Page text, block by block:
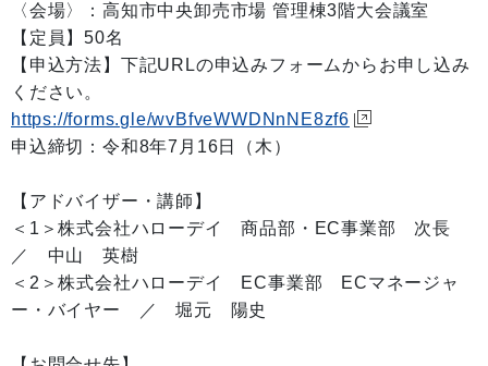
〈会場〉：高知市中央卸売市場 管理棟3階大会議室
【定員】50名
【申込方法】下記URLの申込みフォームからお申し込み
ください。
https://forms.gle/wvBfveWWDNnNE8zf6
申込締切：令和8年7月16日（木）
【アドバイザー・講師】
＜1＞株式会社ハローデイ 商品部・EC事業部 次長
／ 中山 英樹
＜2＞株式会社ハローデイ EC事業部 ECマネージャ
ー・バイヤー ／ 堀元 陽史